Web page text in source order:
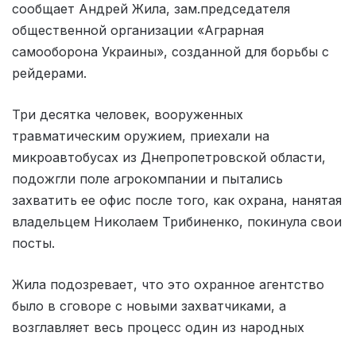
сообщает Андрей Жила, зам.председателя
общественной организации «Аграрная
самооборона Украины», созданной для борьбы с
рейдерами.
Три десятка человек, вооруженных
травматическим оружием, приехали на
микроавтобусах из Днепропетровской области,
подожгли поле агрокомпании и пытались
захватить ее офис после того, как охрана, нанятая
владельцем Николаем Трибиненко, покинула свои
посты.
Жила подозревает, что это охранное агентство
было в сговоре с новыми захватчиками, а
возглавляет весь процесс один из народных